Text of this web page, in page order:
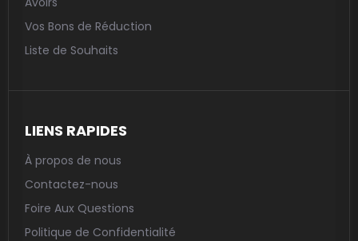
Vos Bons de Réduction
Liste de Souhaits
LIENS RAPIDES
À propos de nous
Contactez-nous
Foire Aux Questions
Politique de Confidentialité